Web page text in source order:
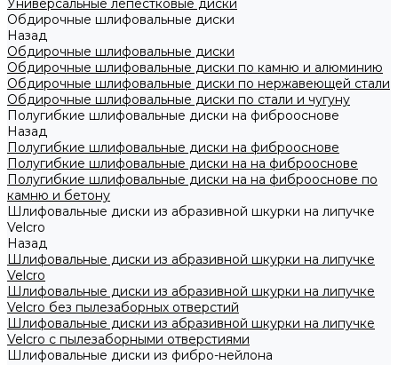
Универсальные лепестковые диски
Обдирочные шлифовальные диски
Назад
Обдирочные шлифовальные диски
Обдирочные шлифовальные диски по камню и алюминию
Обдирочные шлифовальные диски по нержавеющей стали
Обдирочные шлифовальные диски по стали и чугуну
Полугибкие шлифовальные диски на фиброоснове
Назад
Полугибкие шлифовальные диски на фиброоснове
Полугибкие шлифовальные диски на на фиброоснове
Полугибкие шлифовальные диски на на фиброоснове по
камню и бетону
Шлифовальные диски из абразивной шкурки на липучке
Velcro
Назад
Шлифовальные диски из абразивной шкурки на липучке
Velcro
Шлифовальные диски из абразивной шкурки на липучке
Velcro без пылезаборных отверстий
Шлифовальные диски из абразивной шкурки на липучке
Velcro с пылезаборными отверстиями
Шлифовальные диски из фибро-нейлона